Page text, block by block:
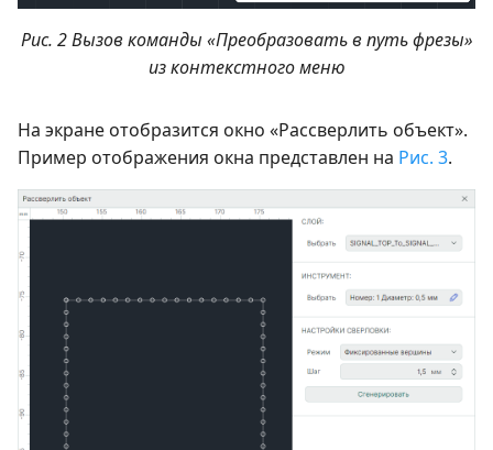
Рис. 2 Вызов команды «Преобразовать в путь фрезы»
из контекстного меню
На экране отобразится окно «Рассверлить объект».
Пример отображения окна представлен на Рис. 3.